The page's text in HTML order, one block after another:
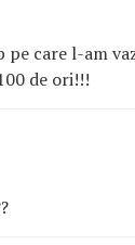
care l-am
de ori!!!